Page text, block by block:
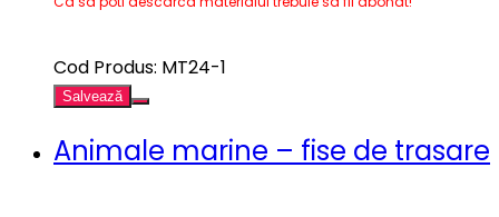
Cod Produs: MT24-1
Salvează
Animale marine – fise de trasare